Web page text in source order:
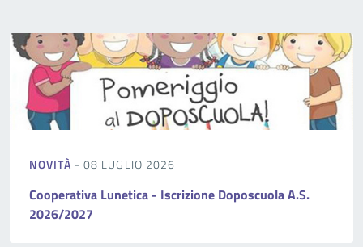
NOVITÀ - 08 LUGLIO 2026
Cooperativa Lunetica - Iscrizione Doposcuola A.S.
2026/2027